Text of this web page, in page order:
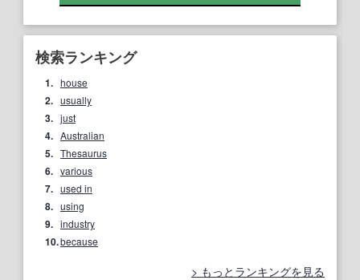
検索ランキング
1. house
2. usually
3. just
4. Australian
5. Thesaurus
6. various
7. used in
8. using
9. industry
10.because
もっとランキングを見る